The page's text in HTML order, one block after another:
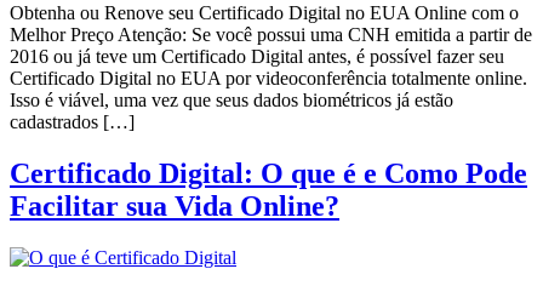
Obtenha ou Renove seu Certificado Digital no EUA Online com o
Melhor Preço Atenção: Se você possui uma CNH emitida a partir de
2016 ou já teve um Certificado Digital antes, é possível fazer seu
Certificado Digital no EUA por videoconferência totalmente online.
Isso é viável, uma vez que seus dados biométricos já estão
cadastrados […]
Certificado Digital: O que é e Como Pode
Facilitar sua Vida Online?